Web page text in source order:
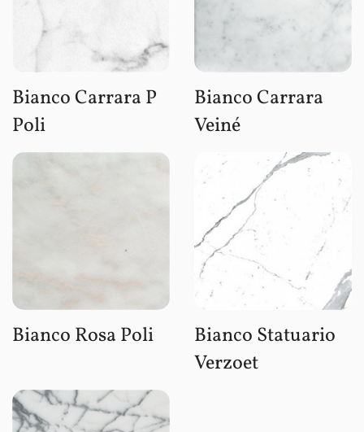
Bianco Carrara P
Poli
Bianco Carrara
Veiné
Bianco Rosa Poli
Bianco Statuario
Verzoet